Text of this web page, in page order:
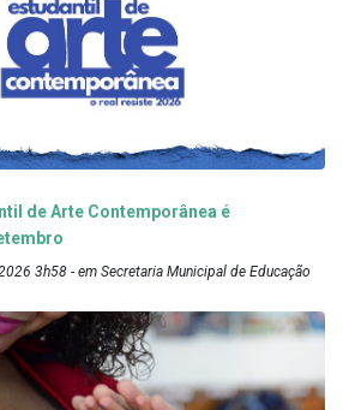
de Arte Contemporânea é
3h58 - em Secretaria Municipal de Educação